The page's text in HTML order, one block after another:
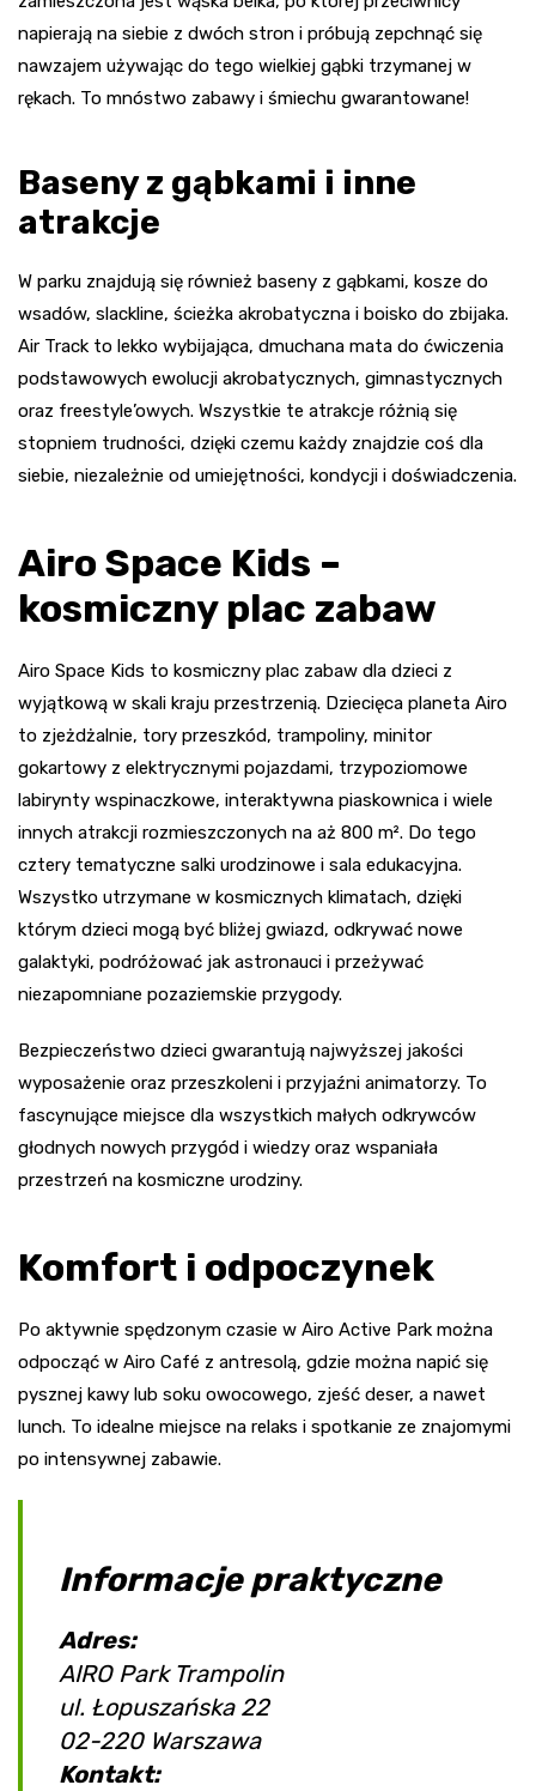
napierają na siebie z dwóch stron i próbują zepchnąć się
nawzajem używając do tego wielkiej gąbki trzymanej w
rękach. To mnóstwo zabawy i śmiechu gwarantowane!
Baseny z gąbkami i inne
atrakcje
W parku znajdują się również baseny z gąbkami, kosze do
wsadów, slackline, ścieżka akrobatyczna i boisko do zbijaka.
Air Track to lekko wybijająca, dmuchana mata do ćwiczenia
podstawowych ewolucji akrobatycznych, gimnastycznych
oraz freestyle’owych. Wszystkie te atrakcje różnią się
stopniem trudności, dzięki czemu każdy znajdzie coś dla
siebie, niezależnie od umiejętności, kondycji i doświadczenia.
Airo Space Kids –
kosmiczny plac zabaw
Airo Space Kids to kosmiczny plac zabaw dla dzieci z
wyjątkową w skali kraju przestrzenią. Dziecięca planeta Airo
to zjeżdżalnie, tory przeszkód, trampoliny, minitor
gokartowy z elektrycznymi pojazdami, trzypoziomowe
labirynty wspinaczkowe, interaktywna piaskownica i wiele
innych atrakcji rozmieszczonych na aż 800 m². Do tego
cztery tematyczne salki urodzinowe i sala edukacyjna.
Wszystko utrzymane w kosmicznych klimatach, dzięki
którym dzieci mogą być bliżej gwiazd, odkrywać nowe
galaktyki, podróżować jak astronauci i przeżywać
niezapomniane pozaziemskie przygody.
Bezpieczeństwo dzieci gwarantują najwyższej jakości
wyposażenie oraz przeszkoleni i przyjaźni animatorzy. To
fascynujące miejsce dla wszystkich małych odkrywców
głodnych nowych przygód i wiedzy oraz wspaniała
przestrzeń na kosmiczne urodziny.
Komfort i odpoczynek
Po aktywnie spędzonym czasie w Airo Active Park można
odpocząć w Airo Café z antresolą, gdzie można napić się
pysznej kawy lub soku owocowego, zjeść deser, a nawet
lunch. To idealne miejsce na relaks i spotkanie ze znajomymi
po intensywnej zabawie.
Informacje praktyczne
Adres:
AIRO Park Trampolin
ul. Łopuszańska 22
02-220 Warszawa
Kontakt: